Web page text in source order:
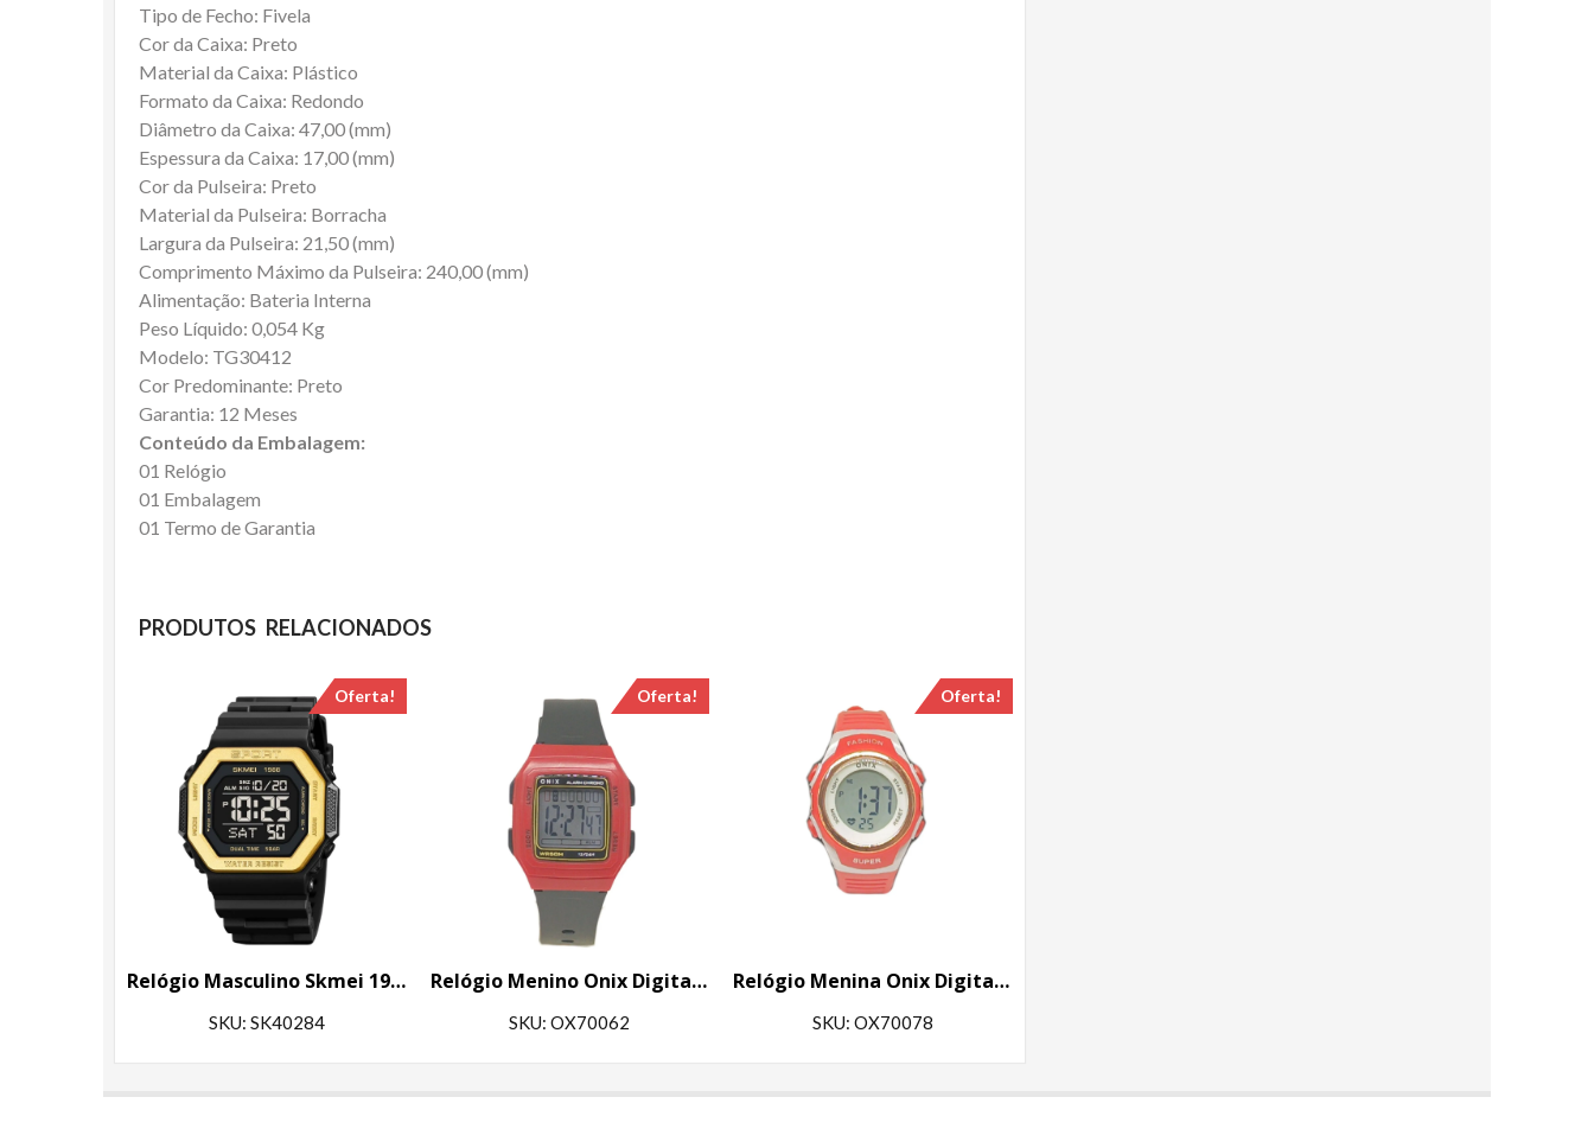
Tipo de Fecho: Fivela
Cor da Caixa: Preto
Material da Caixa: Plástico
Formato da Caixa: Redondo
Diâmetro da Caixa: 47,00 (mm)
Espessura da Caixa: 17,00 (mm)
Cor da Pulseira: Preto
Material da Pulseira: Borracha
Largura da Pulseira: 21,50 (mm)
Comprimento Máximo da Pulseira: 240,00 (mm)
Alimentação: Bateria Interna
Peso Líquido: 0,054 Kg
Modelo: TG30412
Cor Predominante: Preto
Garantia: 12 Meses
Conteúdo da Embalagem:
01 Relógio
01 Embalagem
01 Termo de Garantia
PRODUTOS RELACIONADOS
Oferta!
Relógio Masculino Skmei 1988 Preto e Dourado
SKU: SK40284
Oferta!
Relógio Menino Onix Digital IT-730(0122) Vermelho e Preto
SKU: OX70062
Oferta!
Relógio Menina Onix Digital IT-616A (2222) Vermelho
SKU: OX70078